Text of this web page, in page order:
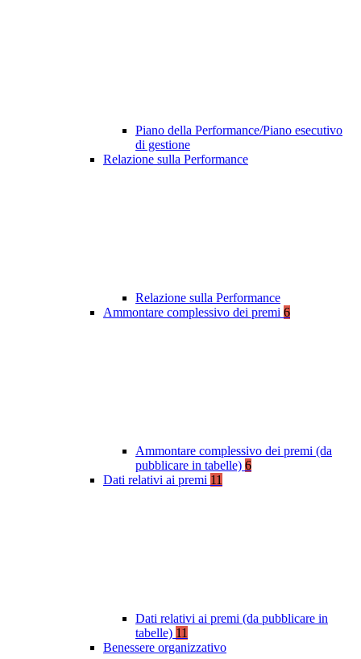
Piano della Performance/Piano esecutivo
di gestione
Relazione sulla Performance
Relazione sulla Performance
Ammontare complessivo dei premi 6
Ammontare complessivo dei premi (da
pubblicare in tabelle) 6
Dati relativi ai premi 11
Dati relativi ai premi (da pubblicare in
tabelle) 11
Benessere organizzativo